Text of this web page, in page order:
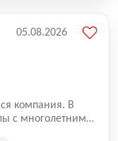
компания. В
с многолетним
05.08.2026